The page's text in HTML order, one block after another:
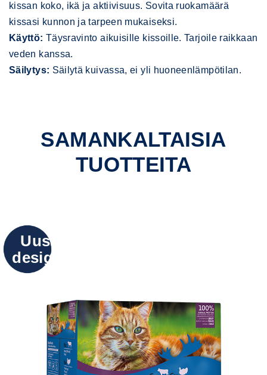
kissan koko, ikä ja aktiivisuus. Sovita ruokamäärä
kissasi kunnon ja tarpeen mukaiseksi.
Käyttö: Täysravinto aikuisille kissoille. Tarjoile raikkaan
veden kanssa.
Säilytys: Säilytä kuivassa, ei yli huoneenlämpötilan.
SAMANKALTAISIA
TUOTTEITA
Uusi
design